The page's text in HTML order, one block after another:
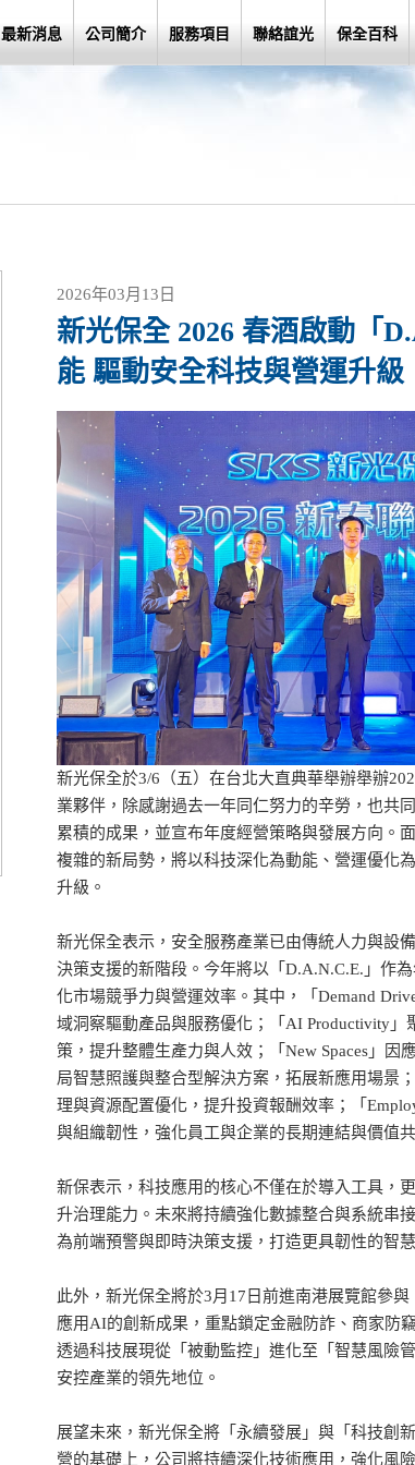
最新消息 公司簡介 服務項目 聯絡誼光 保全百科
2026年03月13日
新光保全 2026 春酒啟動「
能 驅動安全科技與營運升級
新光保全於3/6（五）在台北大直典華舉辦舉辦
業夥伴，除感謝過去一年同仁努力的辛勞，也共
累積的成果，並宣布年度經營策略與發展方向。
複雜的新局勢，將以科技深化為動能、營運優化
升級。
新光保全表示，安全服務產業已由傳統人力與設
決策支援的新階段。今年將以「D.A.N.C.E.」作
化市場競爭力與營運效率。其中，「Demand
域洞察驅動產品與服務優化；「AI Productivity
策，提升整體生產力與人效；「New Spaces」因
局智慧照護與整合型解決方案，拓展新應用場景
理與資源配置優化，提升投資報酬效率；「
與組織韌性，強化員工與企業的長期連結與價值共
新保表示，科技應用的核心不僅在於導入工具，
升治理能力。未來將持續強化數據整合與系統串
為前端預警與即時決策支援，打造更具韌性的智
此外，新光保全將於3月17日前進南港展覽館參
應用AI的創新成果，重點鎖定金融防詐、商家防
透過科技展現從「被動監控」進化至「智慧風險
安控產業的領先地位。
展望未來，新光保全將「永續發展」與「科技創
營的基礎上，公司將持續深化技術應用，強化風